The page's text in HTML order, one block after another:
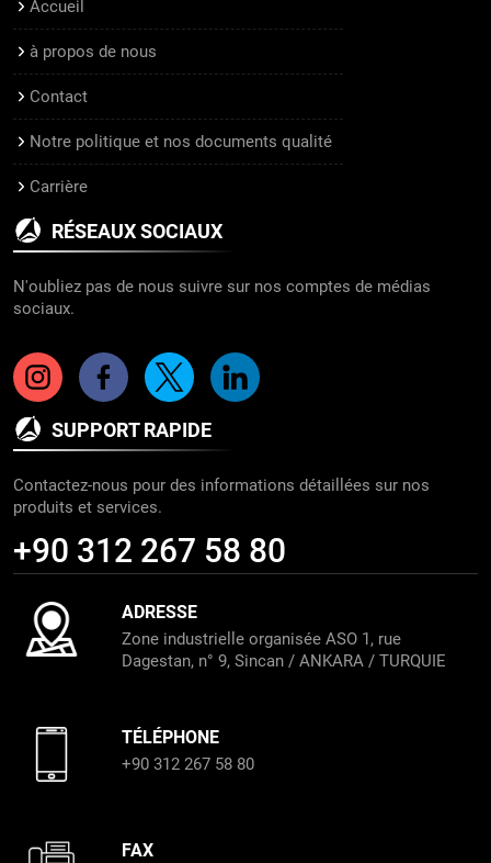
Accueil
à propos de nous
Contact
Notre politique et nos documents qualité
Carrière
RÉSEAUX SOCIAUX
N'oubliez pas de nous suivre sur nos comptes de médias
sociaux.
SUPPORT RAPIDE
Contactez-nous pour des informations détaillées sur nos
produits et services.
+90 312 267 58 80
ADRESSE
Zone industrielle organisée ASO 1, rue
Dagestan, n° 9, Sincan / ANKARA / TURQUIE
TÉLÉPHONE
+90 312 267 58 80
FAX